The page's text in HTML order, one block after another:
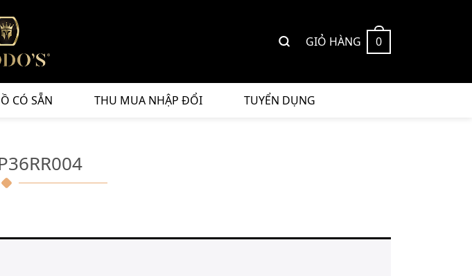
GIỎ HÀNG 0
CÓ SẴN THU MUA NHẬP ĐỔI TUYỂN DỤNG